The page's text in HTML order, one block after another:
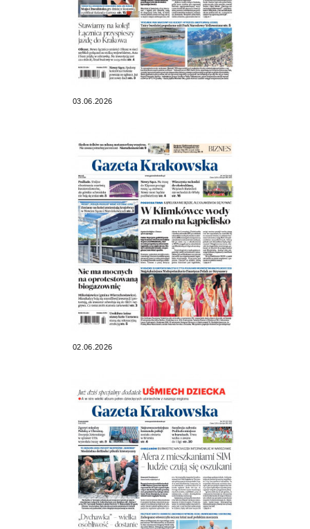
03.06.2026
02.06.2026